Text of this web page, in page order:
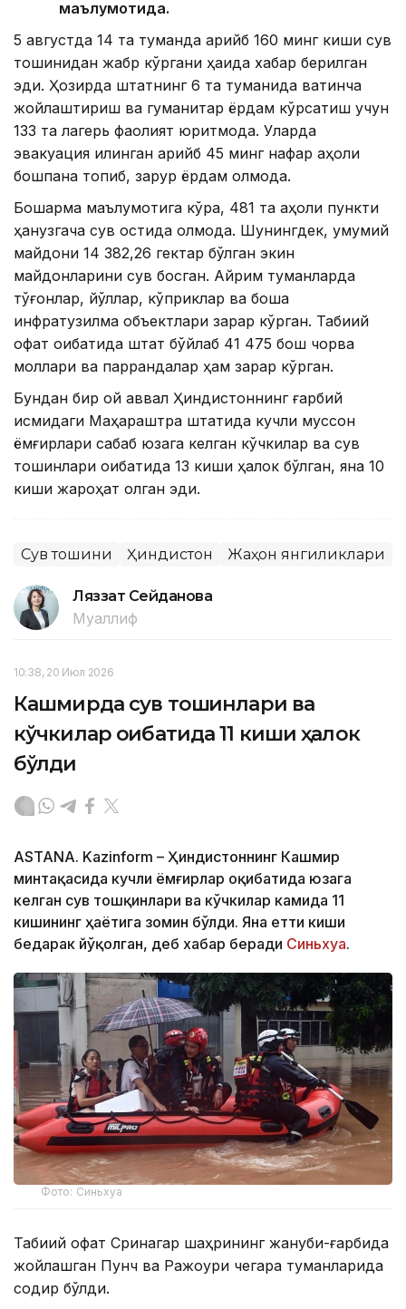
маълумотида.
5 августда 14 та туманда қарийб 160 минг киши сув
тошқинидан жабр кўргани ҳақида хабар берилган
эди. Ҳозирда штатнинг 6 та туманида вақтинча
жойлаштириш ва гуманитар ёрдам кўрсатиш учун
133 та лагерь фаолият юритмоқда. Уларда
эвакуация қилинган қарийб 45 минг нафар аҳоли
бошпана топиб, зарур ёрдам олмоқда.
Бошқарма маълумотига кўра, 481 та аҳоли пункти
ҳанузгача сув остида қолмоқда. Шунингдек, умумий
майдони 14 382,26 гектар бўлган экин
майдонларини сув босган. Айрим туманларда
тўғонлар, йўллар, кўприклар ва бошқа
инфратузилма объектлари зарар кўрган. Табиий
офат оқибатида штат бўйлаб 41 475 бош чорва
моллари ва паррандалар ҳам зарар кўрган.
Бундан бир ой аввал Ҳиндистоннинг ғарбий
қисмидаги Маҳараштра штатида кучли муссон
ёмғирлари сабаб юзага келган кўчкилар ва сув
тошқинлари оқибатида 13 киши ҳалок бўлган, яна 10
киши жароҳат олган эди.
Сув тошқини Ҳиндистон Жаҳон янгиликлари
Ляззат Сейданова
Муаллиф
10:38, 20 Июл 2026
Кашмирда сув тошқинлари ва
кўчкилар оқибатида 11 киши ҳалок
бўлди
ASTANA. Kazinform – Ҳиндистоннинг Кашмир
минтақасида кучли ёмғирлар оқибатида юзага
келган сув тошқинлари ва кўчкилар камида 11
кишининг ҳаётига зомин бўлди. Яна етти киши
бедарак йўқолган, деб хабар беради Синьхуа.
Фото: Синьхуа
Табиий офат Сринагар шаҳрининг жануби-ғарбида
жойлашган Пунч ва Ражоури чегара туманларида
содир бўлди.